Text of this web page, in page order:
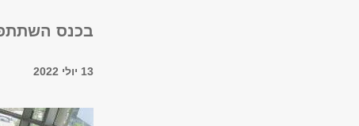
בכנס השתתפו
13 יולי 2022